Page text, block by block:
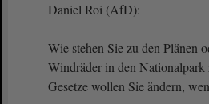
Daniel Roi (AfD):
Wie stehen Sie zu den Plänen
Windräder in den Nationalpark
Gesetze wollen Sie ändern,